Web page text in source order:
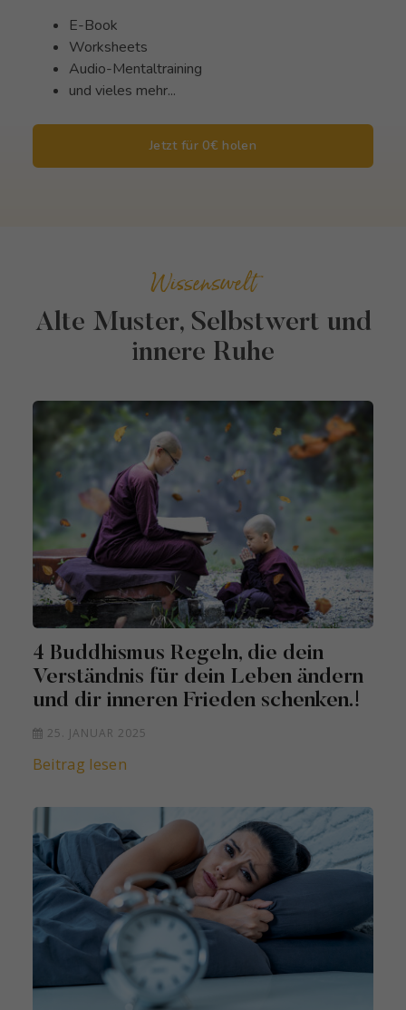
E-Book
Worksheets
Audio-Mentaltraining
und vieles mehr...
Jetzt für 0€ holen
Wissenswelt
Alte Muster, Selbstwert und
innere Ruhe
4 Buddhismus Regeln, die dein
Verständnis für dein Leben ändern
und dir inneren Frieden schenken.!
25. JANUAR 2025
Beitrag lesen